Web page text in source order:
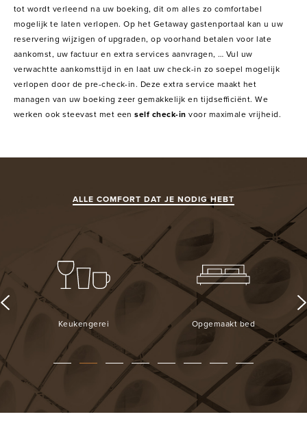
tot wordt verleend na uw boeking, dit om alles zo comfortabel
mogelijk te laten verlopen. Op het Getaway gastenportaal kan u uw
reservering wijzigen of upgraden, op voorhand betalen voor late
aankomst, uw factuur en extra services aanvragen, … Vul uw
verwachtte aankomsttijd in en laat uw check-in zo soepel mogelijk
verlopen door de pre-check-in. Deze extra service maakt het
managen van uw boeking zeer gemakkelijk en tijdsefficiënt. We
werken ook steevast met eenself check-in voor maximale vrijheid.
ALLE COMFORT DAT JE NODIG HEBT
Keukengerei Opgemaakt bed